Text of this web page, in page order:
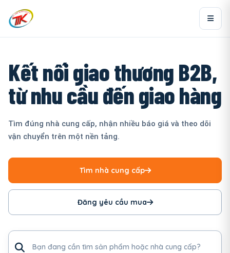
Kết nối giao thương B2B,
từ nhu cầu đến giao hàng
Tìm đúng nhà cung cấp, nhận nhiều báo giá và theo dõi
vận chuyển trên một nền tảng.
Tìm nhà cung cấp
Đăng yêu cầu mua